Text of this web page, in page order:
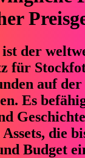
ist der
für
auf
Es
die
Budget